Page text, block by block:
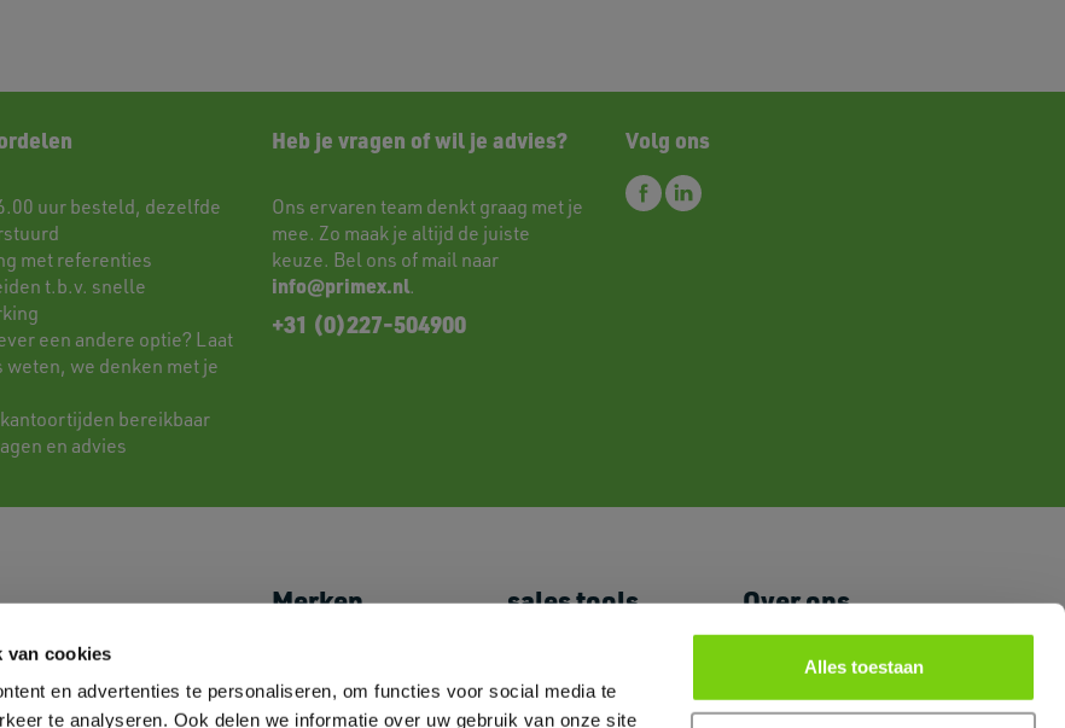
van cookies
en advertenties te personaliseren, om functies voor social media te
te analyseren. Ook delen we informatie over uw gebruik van onze site
Alles toestaan
Heb je vragen of wil je advies?
Ons ervaren team denkt graag met je
mee. Zo maak je altijd de juiste
keuze. Bel ons of mail naar
info@primex.nl.
+31 (0)227-504900
Volg ons
uur besteld, dezelfde
met referenties
t.b.v. snelle
een andere optie? Laat
weten, we denken met je
bereikbaar
en advies
Caps & Headwear
Towels
Bags
Merken
Logostar
B&C
sales tools
Logo's en foto's
Marketing Room
Over ons
Nieuws
Veelgestelde vragen
Duurzaam
ondernemen bij Primex